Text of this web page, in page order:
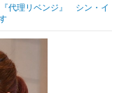
代理リベンジ』 シン・イ